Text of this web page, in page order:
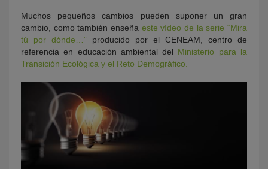
Muchos pequeños cambios pueden suponer un gran
cambio, como también enseña este vídeo de la serie “Mira
tú por dónde…” producido por el CENEAM, centro de
referencia en educación ambiental del Ministerio para la
Transición Ecológica y el Reto Demográfico.